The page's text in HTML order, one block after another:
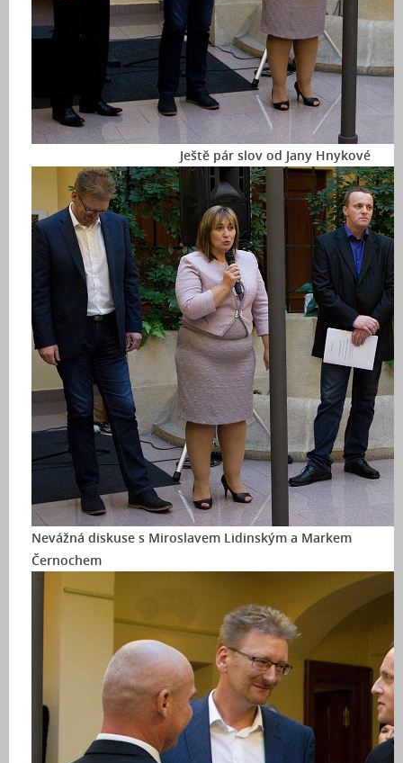
Ještě pár slov od Jany Hnykové
Nevážná diskuse s Miroslavem Lidinským a Markem
Černochem